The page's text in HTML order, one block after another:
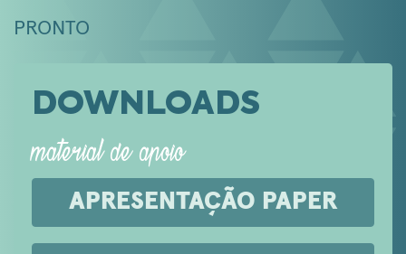
PRONTO
DOWNLOADS
material de apoio
APRESENTAÇÃO PAPER